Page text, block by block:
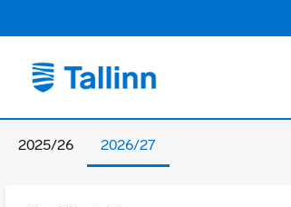
2025/26 2026/27